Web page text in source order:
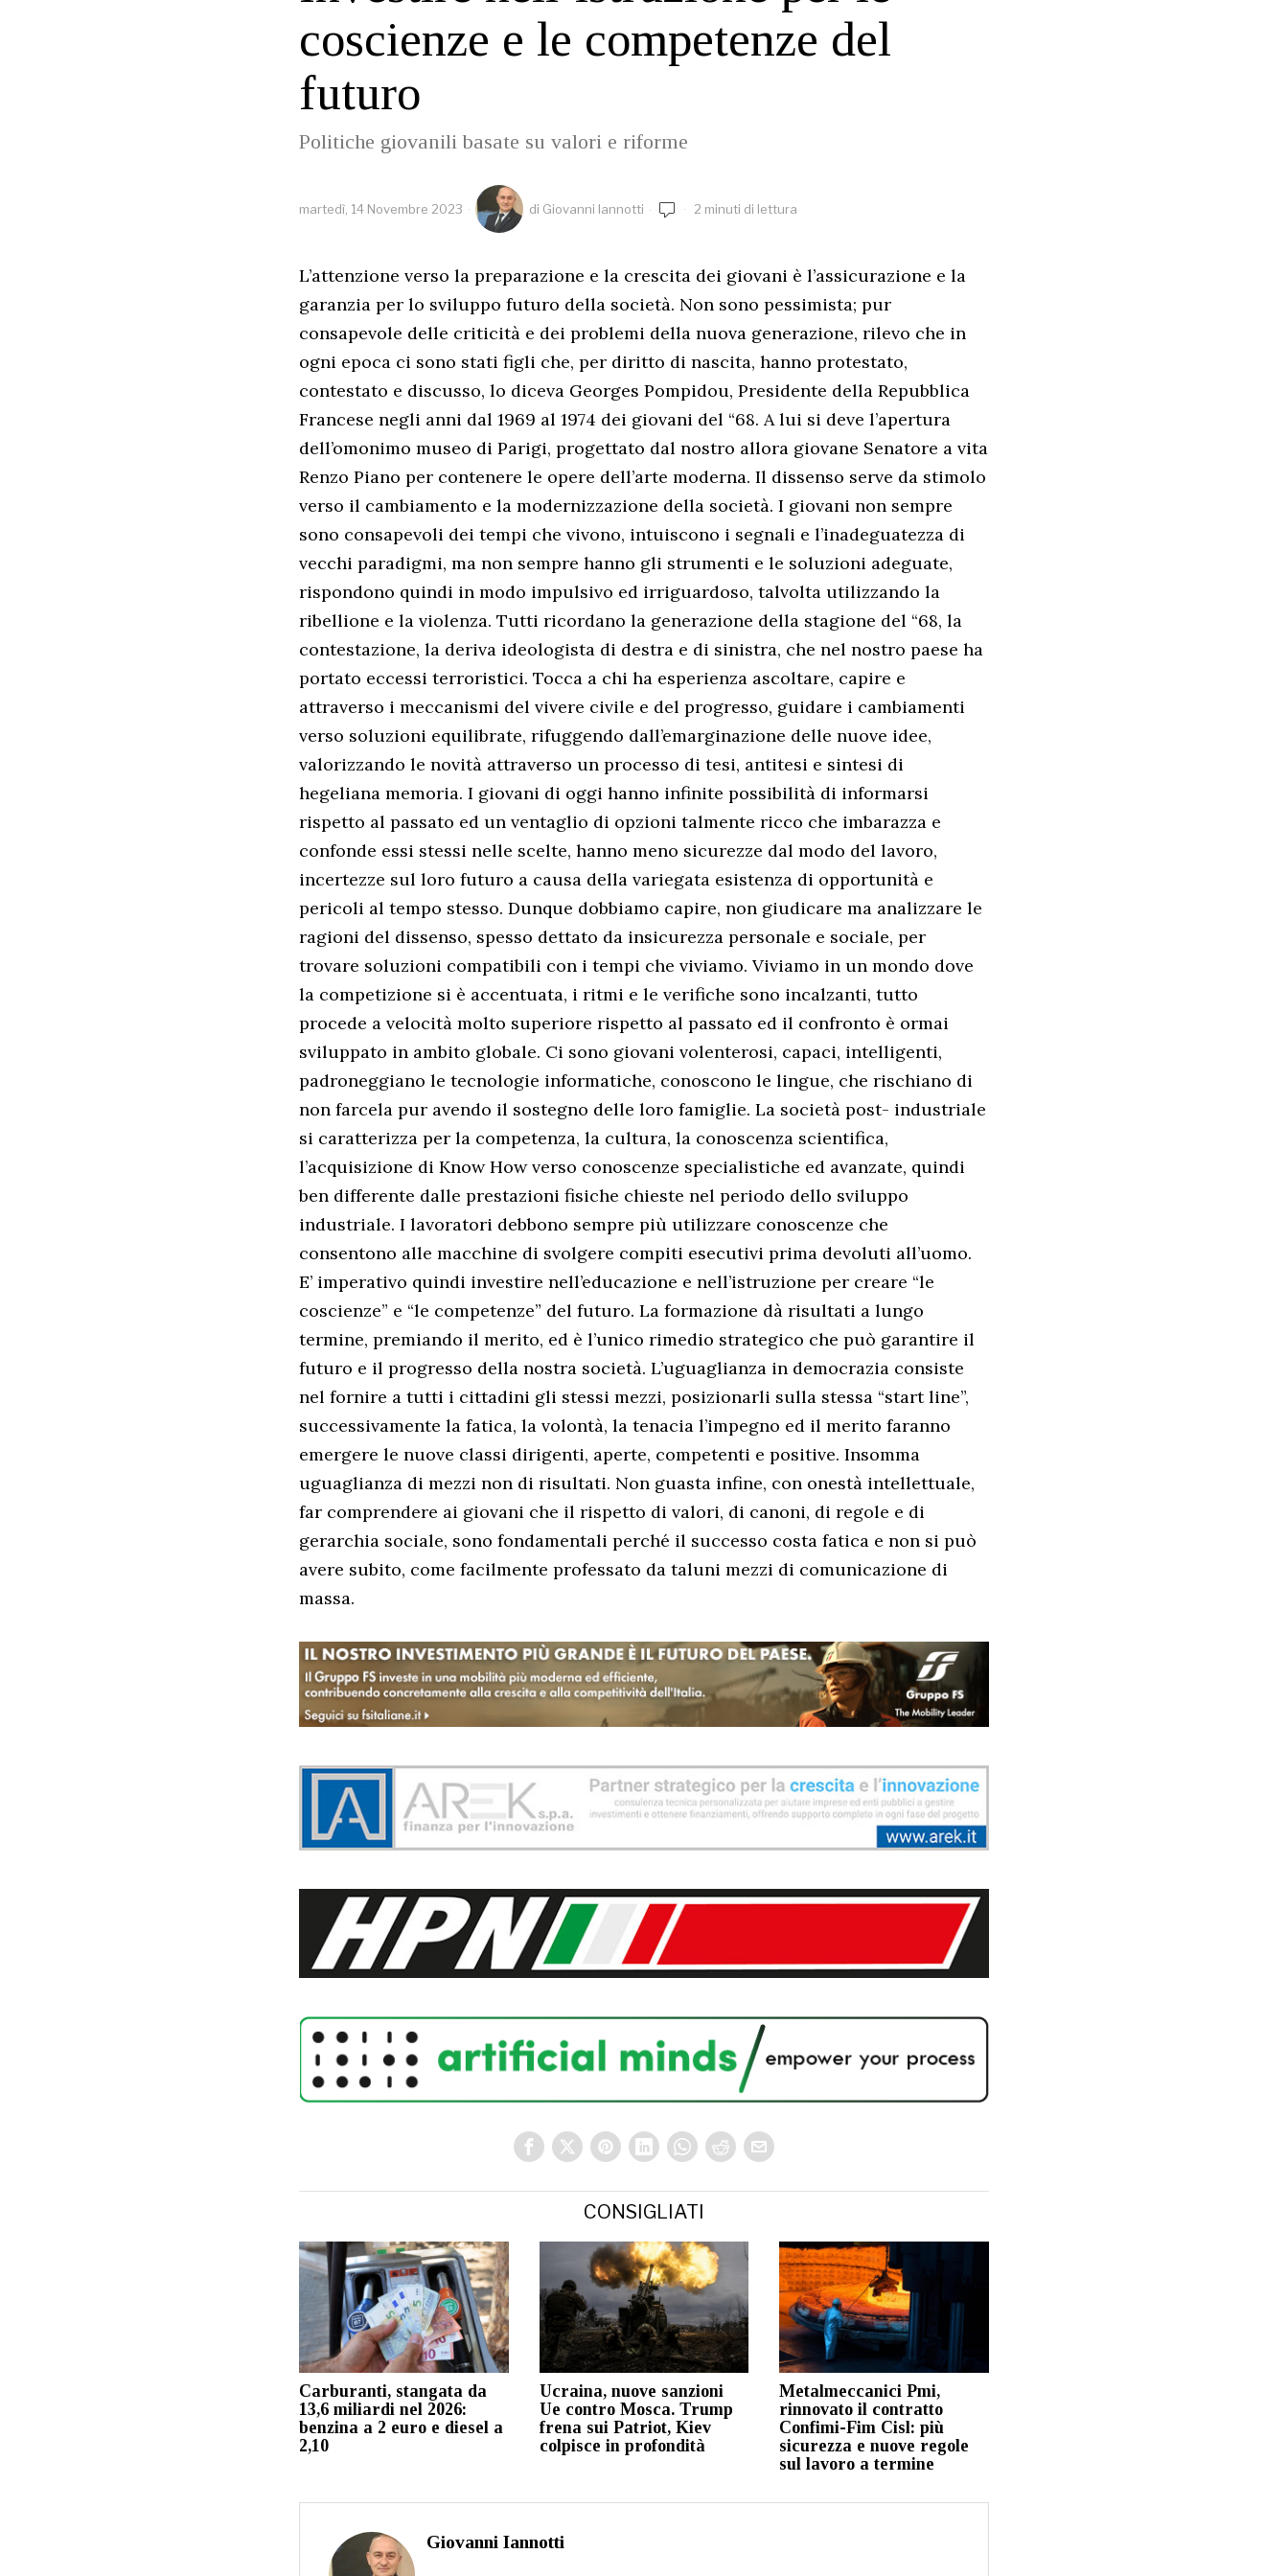
coscienze e le competenze del
futuro
Politiche giovanili basate su valori e riforme
martedì, 14 Novembre 2023 di Giovanni Iannotti 2 minuti di lettura
L’attenzione verso la preparazione e la crescita dei giovani è l’assicurazione e la
garanzia per lo sviluppo futuro della società. Non sono pessimista; pur
consapevole delle criticità e dei problemi della nuova generazione, rilevo che in
ogni epoca ci sono stati figli che, per diritto di nascita, hanno protestato,
contestato e discusso, lo diceva Georges Pompidou, Presidente della Repubblica
Francese negli anni dal 1969 al 1974 dei giovani del “68. A lui si deve l’apertura
dell’omonimo museo di Parigi, progettato dal nostro allora giovane Senatore a vita
Renzo Piano per contenere le opere dell’arte moderna. Il dissenso serve da stimolo
verso il cambiamento e la modernizzazione della società. I giovani non sempre
sono consapevoli dei tempi che vivono, intuiscono i segnali e l’inadeguatezza di
vecchi paradigmi, ma non sempre hanno gli strumenti e le soluzioni adeguate,
rispondono quindi in modo impulsivo ed irriguardoso, talvolta utilizzando la
ribellione e la violenza. Tutti ricordano la generazione della stagione del “68, la
contestazione, la deriva ideologista di destra e di sinistra, che nel nostro paese ha
portato eccessi terroristici. Tocca a chi ha esperienza ascoltare, capire e
attraverso i meccanismi del vivere civile e del progresso, guidare i cambiamenti
verso soluzioni equilibrate, rifuggendo dall’emarginazione delle nuove idee,
valorizzando le novità attraverso un processo di tesi, antitesi e sintesi di
hegeliana memoria. I giovani di oggi hanno infinite possibilità di informarsi
rispetto al passato ed un ventaglio di opzioni talmente ricco che imbarazza e
confonde essi stessi nelle scelte, hanno meno sicurezze dal modo del lavoro,
incertezze sul loro futuro a causa della variegata esistenza di opportunità e
pericoli al tempo stesso. Dunque dobbiamo capire, non giudicare ma analizzare le
ragioni del dissenso, spesso dettato da insicurezza personale e sociale, per
trovare soluzioni compatibili con i tempi che viviamo. Viviamo in un mondo dove
la competizione si è accentuata, i ritmi e le verifiche sono incalzanti, tutto
procede a velocità molto superiore rispetto al passato ed il confronto è ormai
sviluppato in ambito globale. Ci sono giovani volenterosi, capaci, intelligenti,
padroneggiano le tecnologie informatiche, conoscono le lingue, che rischiano di
non farcela pur avendo il sostegno delle loro famiglie. La società post- industriale
si caratterizza per la competenza, la cultura, la conoscenza scientifica,
l’acquisizione di Know How verso conoscenze specialistiche ed avanzate, quindi
ben differente dalle prestazioni fisiche chieste nel periodo dello sviluppo
industriale. I lavoratori debbono sempre più utilizzare conoscenze che
consentono alle macchine di svolgere compiti esecutivi prima devoluti all’uomo.
E’ imperativo quindi investire nell’educazione e nell’istruzione per creare “le
coscienze” e “le competenze” del futuro. La formazione dà risultati a lungo
termine, premiando il merito, ed è l’unico rimedio strategico che può garantire il
futuro e il progresso della nostra società. L’uguaglianza in democrazia consiste
nel fornire a tutti i cittadini gli stessi mezzi, posizionarli sulla stessa “start line”,
successivamente la fatica, la volontà, la tenacia l’impegno ed il merito faranno
emergere le nuove classi dirigenti, aperte, competenti e positive. Insomma
uguaglianza di mezzi non di risultati. Non guasta infine, con onestà intellettuale,
far comprendere ai giovani che il rispetto di valori, di canoni, di regole e di
gerarchia sociale, sono fondamentali perché il successo costa fatica e non si può
avere subito, come facilmente professato da taluni mezzi di comunicazione di
massa.
CONSIGLIATI
Carburanti, stangata da
13,6 miliardi nel 2026:
benzina a 2 euro e diesel a
2,10
Ucraina, nuove sanzioni
Ue contro Mosca. Trump
frena sui Patriot, Kiev
colpisce in profondità
Metalmeccanici Pmi,
rinnovato il contratto
Confimi-Fim Cisl: più
sicurezza e nuove regole
sul lavoro a termine
Giovanni Iannotti